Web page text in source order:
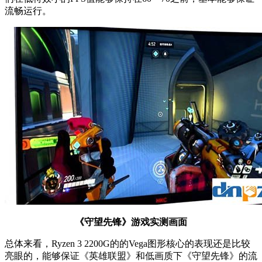
流畅运行。
《守望先锋》游戏实测画面
总体来看，Ryzen 3 2200G的的Vega图形核心的表现还是比较
亮眼的，能够保证《英雄联盟》和低画质下《守望先锋》的流